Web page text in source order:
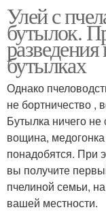
Улей с
бутылок.
бутылках
Однако
не бортничество ,
Бутылка ничего не
вощина,
понадобятся. При
вы получите
пчелиной семьи,
вашей местности.